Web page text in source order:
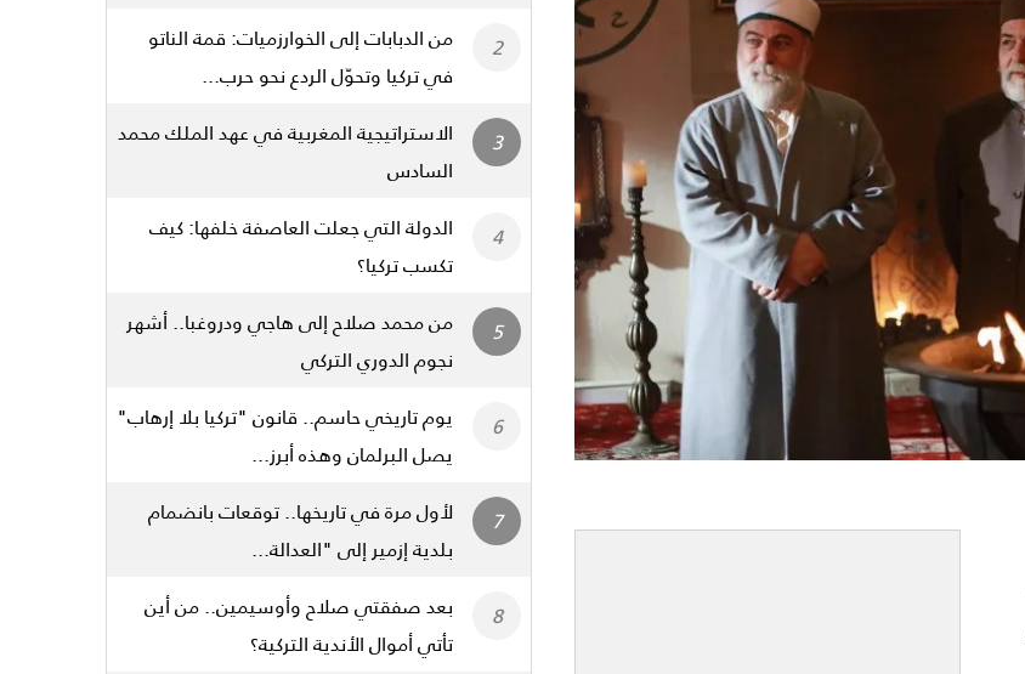
من الدبابات إلى الخوارزميات: قمة الناتو
في تركيا وتحوّل الردع نحو حرب...
الاستراتيجية المغربية في عهد الملك محمد
السادس
الدولة التي جعلت العاصفة خلفها: كيف
تكسب تركيا؟
من محمد صلاح إلى هاجي ودروغبا.. أشهر
نجوم الدوري التركي
يوم تاريخي حاسم.. قانون "تركيا بلا إرهاب"
يصل البرلمان وهذه أبرز...
لأول مرة في تاريخها.. توقعات بانضمام
بلدية إزمير إلى "العدالة...
بعد صفقتي صلاح وأوسيمين.. من أين
تأتي أموال الأندية التركية؟